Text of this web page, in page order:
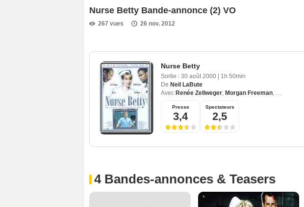
Nurse Betty Bande-annonce (2) VO
267 vues 26 nov. 2012
Nurse Betty
Sortie : 30 août 2000
1h 50min
De Neil LaBute
Avec Renée Zellweger, Morgan Freeman, Chris Rock
Presse
3,4
Spectateurs
2,5
4 Bandes-annonces & Teasers